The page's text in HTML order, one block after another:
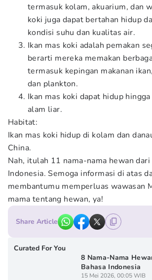
termasuk kolam, akuarium, dan
koki juga dapat bertahan hidup
kondisi suhu dan kualitas air.
Ikan mas koki adalah pemakan
berarti mereka memakan
termasuk kepingan makanan
dan plankton.
Ikan mas koki dapat hidup
alam liar.
Habitat:
Ikan mas koki hidup di kolam dan
China.
Nah, itulah 11 nama-nama hewan
Indonesia. Semoga informasi di atas
membantumu memperluas wawasan
mama tentang hewan, ya!
Share Article
Curated For You
8 Nama-Nama
Bahasa Indonesia
15 Mei 2026, 00:05 WIB